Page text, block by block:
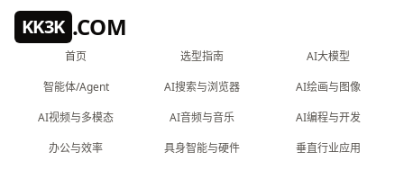
跳到主要内容
KK3K .COM
首页 选型指南
AI大模型
智能体/Agent
AI搜索与浏览器
AI绘画与图像
AI视频与多模态
AI音频与音乐
AI编程与开发
办公与效率
具身智能与硬件
垂直行业应用